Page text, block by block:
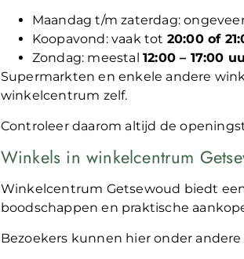
Maandag t/m zaterdag:
Koopavond: vaak tot 20:00 of
Zondag: meestal 12:00 – 17:00
Supermarkten en enkele andere
winkelcentrum zelf.
Controleer daarom altijd de
Winkels in winkelcentrum
Winkelcentrum Getsewoud biedt
boodschappen en praktische
Bezoekers kunnen hier onder